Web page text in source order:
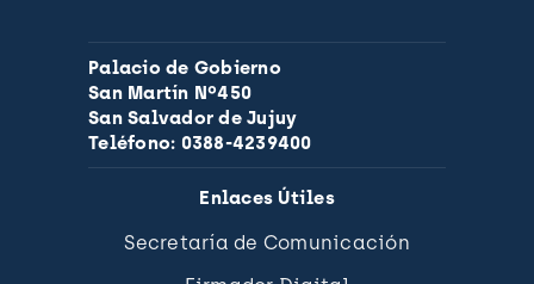
Palacio de Gobierno
San Martín Nº450
San Salvador de Jujuy
Teléfono: 0388-4239400
Enlaces Útiles
Secretaría de Comunicación